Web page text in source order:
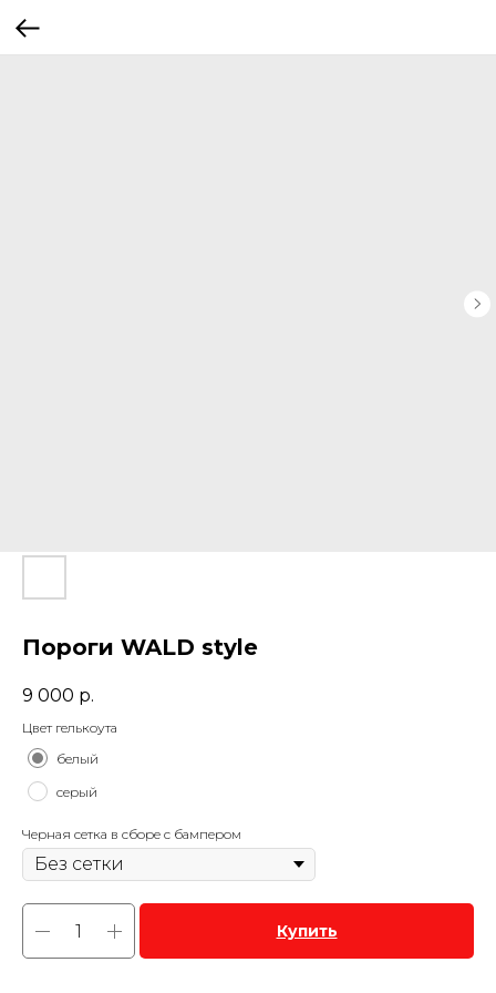
Пороги WALD style
9 000 р.
Цвет гелькоута
белый
серый
Черная сетка в сборе с бампером
Купить